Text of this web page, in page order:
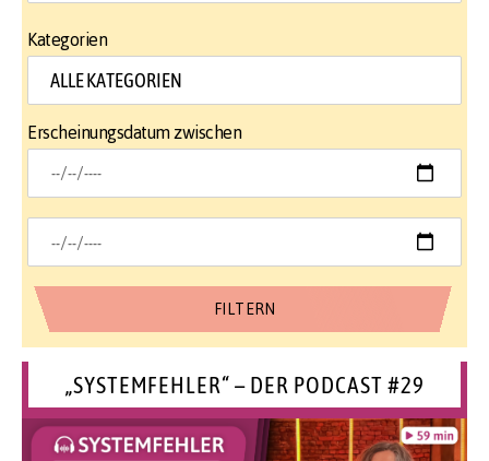
Kategorien
Erscheinungsdatum zwischen
„SYSTEMFEHLER“ – DER PODCAST #29